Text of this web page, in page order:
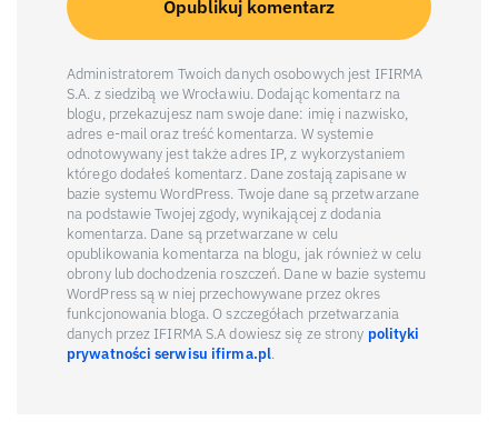
Administratorem Twoich danych osobowych jest IFIRMA
S.A. z siedzibą we Wrocławiu. Dodając komentarz na
blogu, przekazujesz nam swoje dane: imię i nazwisko,
adres e-mail oraz treść komentarza. W systemie
odnotowywany jest także adres IP, z wykorzystaniem
którego dodałeś komentarz. Dane zostają zapisane w
bazie systemu WordPress. Twoje dane są przetwarzane
na podstawie Twojej zgody, wynikającej z dodania
komentarza. Dane są przetwarzane w celu
opublikowania komentarza na blogu, jak również w celu
obrony lub dochodzenia roszczeń. Dane w bazie systemu
WordPress są w niej przechowywane przez okres
funkcjonowania bloga. O szczegółach przetwarzania
danych przez IFIRMA S.A dowiesz się ze strony polityki
prywatności serwisu ifirma.pl.